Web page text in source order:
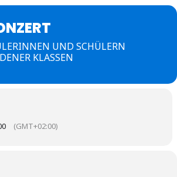
UND SCHÜLERN
KLASSEN
(GMT+02:00)